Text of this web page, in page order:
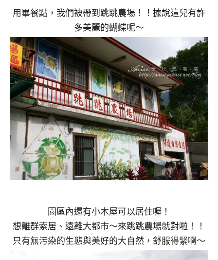
用畢餐點，我們被帶到跳跳農場！！據說這兒有許
多美麗的蝴蝶呢～
園區內還有小木屋可以居住喔！
想離群索居、遠離大都市～來跳跳農場就對啦！！
只有無污染的生態與美好的大自然，舒服得緊啊～